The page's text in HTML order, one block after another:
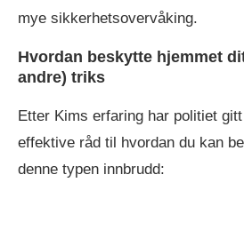
mye sikkerhetsovervåking.
Hvordan beskytte hjemmet
andre) triks
Etter Kims erfaring har politiet
effektive råd til hvordan du kan
denne typen innbrudd: